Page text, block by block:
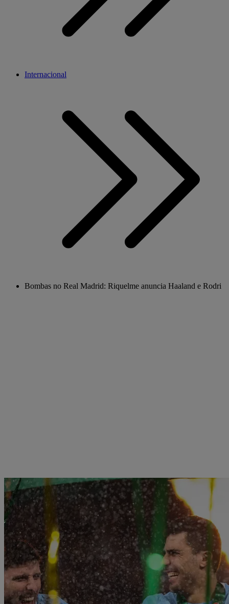
Internacional
Bombas no Real Madrid: Riquelme anuncia Haaland e Rodri